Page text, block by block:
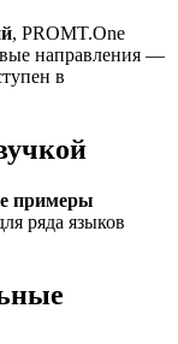
, PROMT.One
направления —
в
примеры
ряда языков